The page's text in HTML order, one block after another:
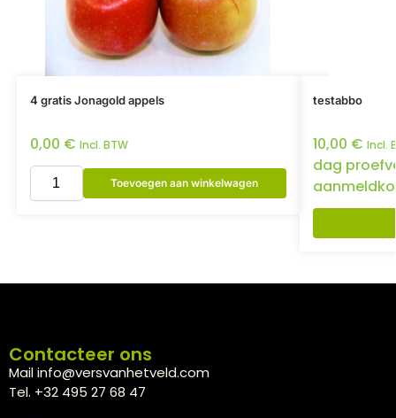
4 gratis Jonagold appels
0,00 € Incl. BTW
Toevoegen aan winkelwagen
testabbo
10,00 € Incl.
dag
Contacteer ons
Mail info@versvanhetveld.com
Tel. +32 495 27 68 47